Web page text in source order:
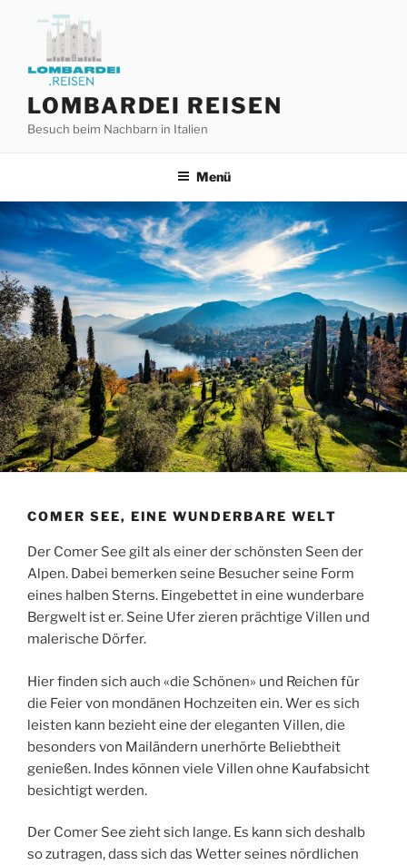
springen
LOMBARDEI REISEN
Besuch beim Nachbarn in Italien
Menü
COMER SEE, EINE WUNDERBARE WELT
Der Comer See gilt als einer der schönsten Seen der
Alpen. Dabei bemerken seine Besucher seine Form
eines halben Sterns. Eingebettet in eine wunderbare
Bergwelt ist er. Seine Ufer zieren prächtige Villen und
malerische Dörfer.
Hier finden sich auch «die Schönen» und Reichen für
die Feier von mondänen Hochzeiten ein. Wer es sich
leisten kann bezieht eine der eleganten Villen, die
besonders von Mailändern unerhörte Beliebtheit
genießen. Indes können viele Villen ohne Kaufabsicht
besichtigt werden.
Der Comer See zieht sich lange. Es kann sich deshalb
so zutragen, dass sich das Wetter seines nördlichen